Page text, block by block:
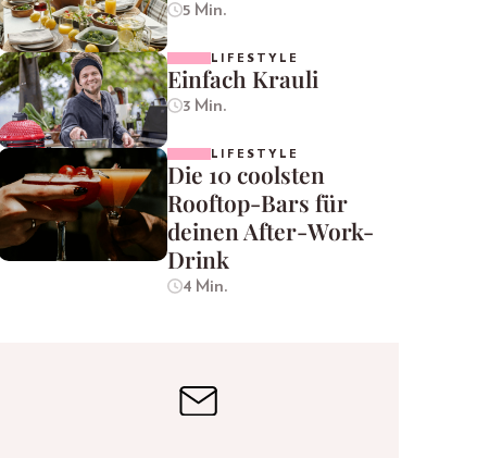
5 Min.
LIFESTYLE
Einfach Krauli
3 Min.
LIFESTYLE
Die 10 coolsten
Rooftop-Bars für
deinen After-Work-
Drink
4 Min.